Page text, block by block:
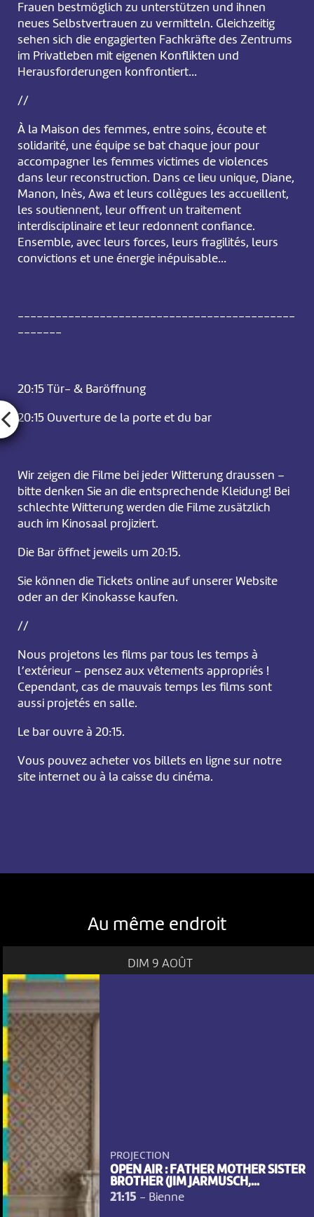
Frauen bestmöglich zu unterstützen und ihnen
neues Selbstvertrauen zu vermitteln. Gleichzeitig
sehen sich die engagierten Fachkräfte des Zentrums
im Privatleben mit eigenen Konflikten und
Herausforderungen konfrontiert…
//
À la Maison des femmes, entre soins, écoute et
solidarité, une équipe se bat chaque jour pour
accompagner les femmes victimes de violences
dans leur reconstruction. Dans ce lieu unique, Diane,
Manon, Inès, Awa et leurs collègues les accueillent,
les soutiennent, leur offrent un traitement
interdisciplinaire et leur redonnent confiance.
Ensemble, avec leurs forces, leurs fragilités, leurs
convictions et une énergie inépuisable…
--------------------------------------------
-------
20:15 Tür- & Baröffnung
20:15 Ouverture de la porte et du bar
Wir zeigen die Filme bei jeder Witterung draussen –
bitte denken Sie an die entsprechende Kleidung! Bei
schlechte Witterung werden die Filme zusätzlich
auch im Kinosaal projiziert.
Die Bar öffnet jeweils um 20:15.
Sie können die Tickets online auf unserer Website
oder an der Kinokasse kaufen.
//
Nous projetons les films par tous les temps à
l’extérieur – pensez aux vêtements appropriés !
Cependant, cas de mauvais temps les films sont
aussi projetés en salle.
Le bar ouvre à 20:15.
Vous pouvez acheter vos billets en ligne sur notre
site internet ou à la caisse du cinéma.
Au même endroit
DIM 9 AOÛT
PROJECTION
OPEN AIR : FATHER MOTHER SISTER
BROTHER (JIM JARMUSCH,...
21:15 - Bienne